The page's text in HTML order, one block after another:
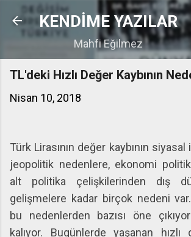
Ana içeriğe atla
KENDİME YAZILAR
Mahfi Eğilmez
TL'deki Hızlı Değer Kaybının
Nisan 10, 2018
Türk Lirasının değer kaybının siyasal
jeopolitik nedenlere, ekonomi
alt politika çelişkilerinden dış
gelişmelere kadar birçok nedeni
bu nedenlerden bazısı öne
kalıyor. Bugünlerde yaşanan hızlı